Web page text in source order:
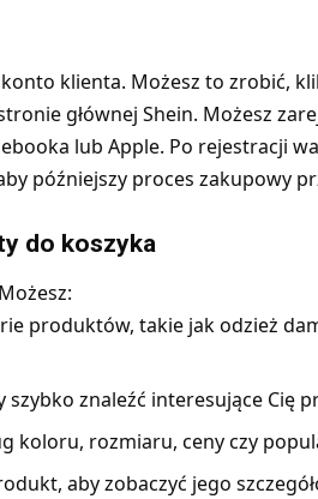
klienta. Możesz to zrobić,
głównej Shein. Możesz
lub Apple. Po rejestracji
późniejszy proces zakupowy
do koszyka
produktów, takie jak odzież
znaleźć interesujące Cię
koloru, rozmiaru, ceny czy
aby zobaczyć jego